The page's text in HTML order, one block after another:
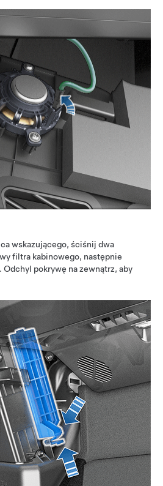
wskazującego, ściśnij dwa
filtra kabinowego, następnie
pokrywę na zewnątrz, aby